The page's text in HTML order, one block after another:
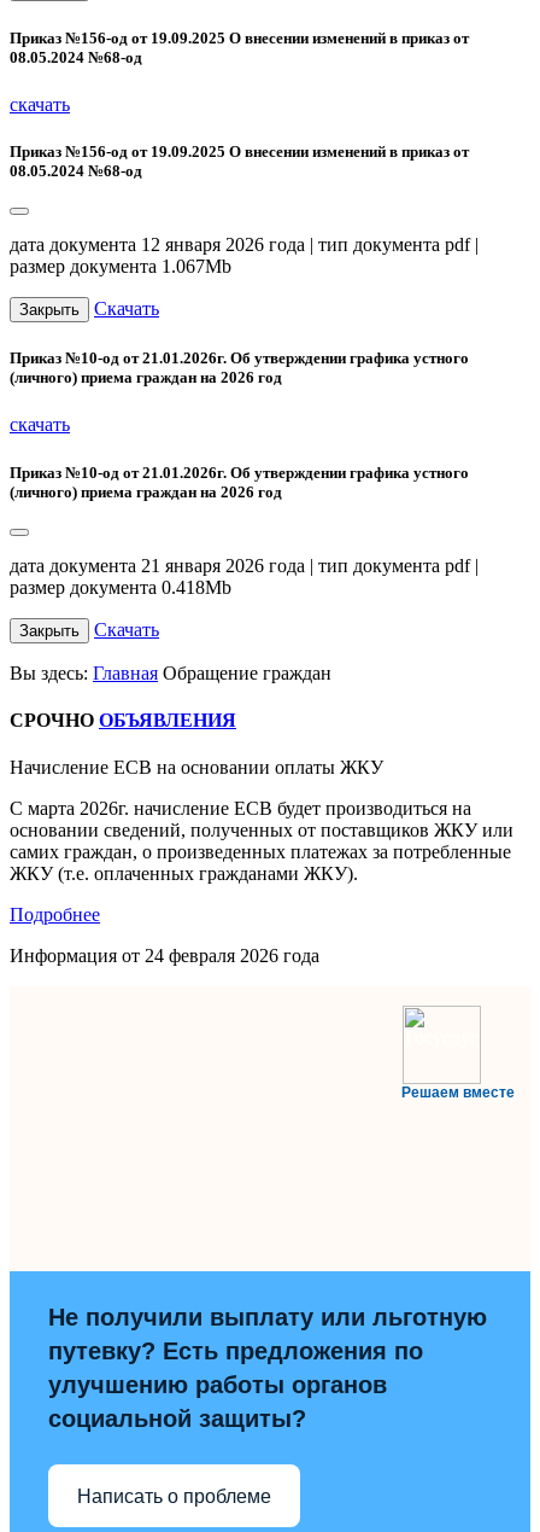
Приказ №156-од от 19.09.2025 О внесении изменений в приказ от
08.05.2024 №68-од
скачать
Приказ №156-од от 19.09.2025 О внесении изменений в приказ от
08.05.2024 №68-од
дата документа 12 января 2026 года | тип документа pdf |
размер документа 1.067Mb
Закрыть Скачать
Приказ №10-од от 21.01.2026г. Об утверждении графика устного
(личного) приема граждан на 2026 год
скачать
Приказ №10-од от 21.01.2026г. Об утверждении графика устного
(личного) приема граждан на 2026 год
дата документа 21 января 2026 года | тип документа pdf |
размер документа 0.418Mb
Закрыть Скачать
Вы здесь: Главная Обращение граждан
СРОЧНО ОБЪЯВЛЕНИЯ
Начисление ЕСВ на основании оплаты ЖКУ
С марта 2026г. начисление ЕСВ будет производиться на
основании сведений, полученных от поставщиков ЖКУ или
самих граждан, о произведенных платежах за потребленные
ЖКУ (т.е. оплаченных гражданами ЖКУ).
Подробнее
Информация от 24 февраля 2026 года
Решаем вместе
Не получили выплату или льготную
путевку? Есть предложения по
улучшению работы органов
социальной защиты?
Написать о проблеме